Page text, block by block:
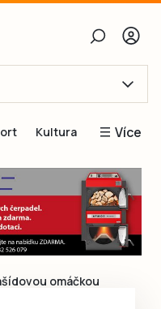
Obnovit heslo
Facebook
Kultura Více
Blogy
Inspirace
Čtenáři píší
Speciální přílohy
omáčkou